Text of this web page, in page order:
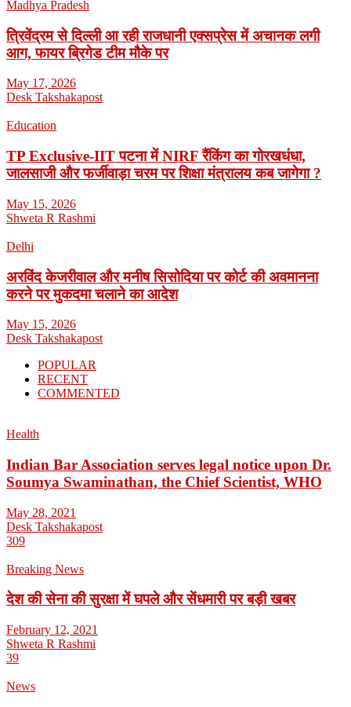
Madhya Pradesh
त्रिवेंद्रम से दिल्ली आ रही राजधानी एक्सप्रेस में अचानक लगी
आग, फायर ब्रिगेड टीम मौके पर
May 17, 2026
Desk Takshakapost
Education
TP Exclusive-IIT पटना में NIRF रैंकिंग का गोरखधंधा,
जालसाजी और फर्जीवाड़ा चरम पर शिक्षा मंत्रालय कब जागेगा ?
May 15, 2026
Shweta R Rashmi
Delhi
अरविंद केजरीवाल और मनीष सिसोदिया पर कोर्ट की अवमानना
करने पर मुकदमा चलाने का आदेश
May 15, 2026
Desk Takshakapost
POPULAR
RECENT
COMMENTED
Health
Indian Bar Association serves legal notice upon Dr.
Soumya Swaminathan, the Chief Scientist, WHO
May 28, 2021
Desk Takshakapost
309
Breaking News
देश की सेना की सुरक्षा में घपले और सेंधमारी पर बड़ी खबर
February 12, 2021
Shweta R Rashmi
39
News